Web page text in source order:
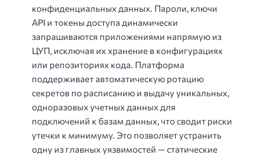
конфиденциальных данных. Пароли, ключи
API и токены доступа динамически
запрашиваются приложениями напрямую из
ЦУП, исключая их хранение в конфигурациях
или репозиториях кода. Платформа
поддерживает автоматическую ротацию
секретов по расписанию и выдачу уникальных,
одноразовых учетных данных для
подключений к базам данных, что сводит риски
утечки к минимуму. Это позволяет устранить
одну из главных уязвимостей — статические